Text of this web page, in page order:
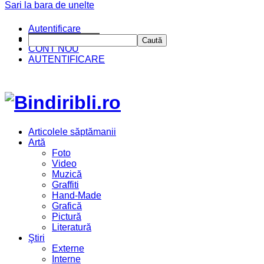
CINE SUNTEM?
CONT NOU
AUTENTIFICARE
Articolele săptămanii
Artă
Foto
Video
Muzică
Graffiti
Hand-Made
Grafică
Pictură
Literatură
Ştiri
Externe
Interne
Sari la bara de unelte
Autentificare
Caută